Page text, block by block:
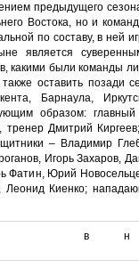
предыдущего
Востока, но и
по составу, в ней
является
какими были команды
оставить позади
Барнаула,
образом:
тренер Дмитрий
– Владимир
Игорь Захаров,
Фатин, Юрий
Леонид Киенко;
в н